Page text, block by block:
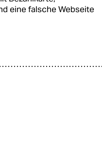
eine falsche Webseite